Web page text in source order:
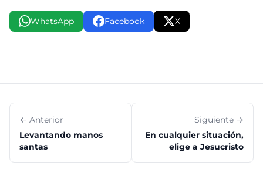
WhatsApp Facebook X
← Anterior
Levantando manos
santas
Siguiente →
En cualquier situación,
elige a Jesucristo